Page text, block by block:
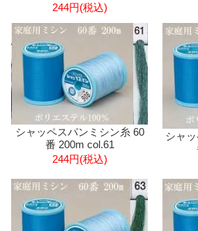
244円(税込)
シャッペスパンミシン糸 60
番 200m col.61
244円(税込)
シャ